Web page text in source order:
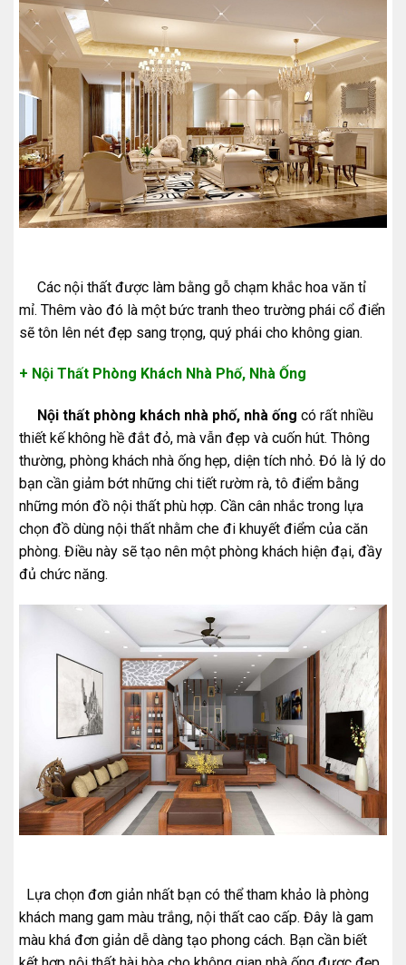
Các nội thất được làm bằng gỗ chạm khắc hoa văn tỉ
mỉ. Thêm vào đó là một bức tranh theo trường phái cổ điển
sẽ tôn lên nét đẹp sang trọng, quý phái cho không gian.
+ Nội Thất Phòng Khách Nhà Phố, Nhà Ống
Nội thất phòng khách nhà phố, nhà ống có rất nhiều
thiết kế không hề đắt đỏ, mà vẫn đẹp và cuốn hút. Thông
thường, phòng khách nhà ống hẹp, diện tích nhỏ. Đó là lý do
bạn cần giảm bớt những chi tiết rườm rà, tô điểm bằng
những món đồ nội thất phù hợp. Cần cân nhắc trong lựa
chọn đồ dùng nội thất nhằm che đi khuyết điểm của căn
phòng. Điều này sẽ tạo nên một phòng khách hiện đại, đầy
đủ chức năng.
Lựa chọn đơn giản nhất bạn có thể tham khảo là phòng
khách mang gam màu trắng, nội thất cao cấp. Đây là gam
màu khá đơn giản dễ dàng tạo phong cách. Bạn cần biết